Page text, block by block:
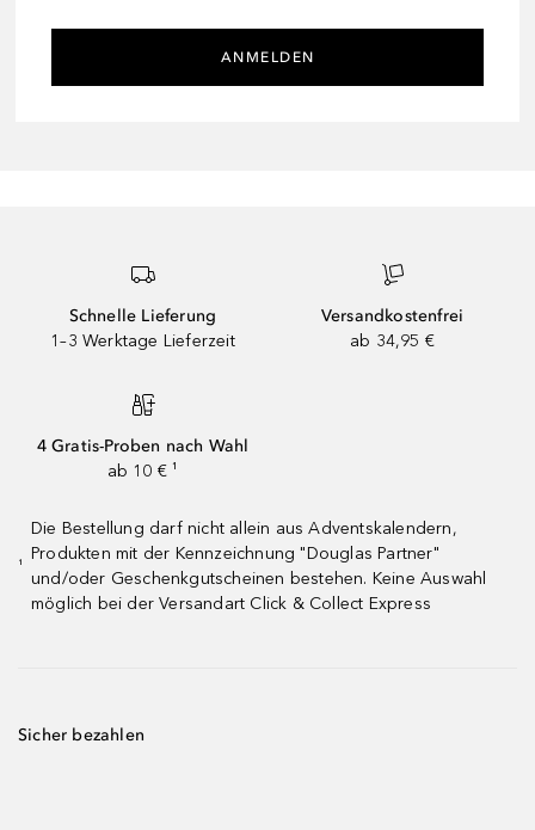
ANMELDEN
Schnelle Lieferung
1–3 Werktage Lieferzeit
Versandkostenfrei
ab 34,95 €
4 Gratis-Proben nach Wahl
ab 10 € ¹
¹
Die Bestellung darf nicht allein aus Adventskalendern,
Produkten mit der Kennzeichnung "Douglas Partner"
und/oder Geschenkgutscheinen bestehen. Keine Auswahl
möglich bei der Versandart Click & Collect Express
Sicher bezahlen